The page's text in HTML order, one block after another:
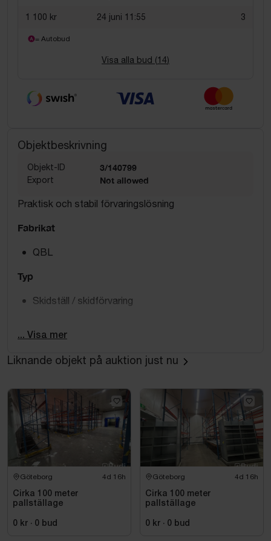
1 100 kr 24 juni 11:55 3
= Autobud
Visa alla bud (14)
Objektbeskrivning
Objekt-ID 3/140799
Export Not allowed
Praktisk och stabil förvaringslösning
Fabrikat
QBL
Typ
Skidställ / skidförvaring
Djup: ca 25 cm
Utförande
Kraftig stålkonstruktion
Pulverlackerad finish
Justerbara fötter
Fristående modell
Anmärkningar
Oanvänd
... Visa mer
Liknande objekt på auktion just nu
Göteborg 4d 16h
Cirka 100 meter
pallställage
0 kr · 0 bud
Göteborg 4d 16h
Cirka 100 meter
pallställage
0 kr · 0 bud